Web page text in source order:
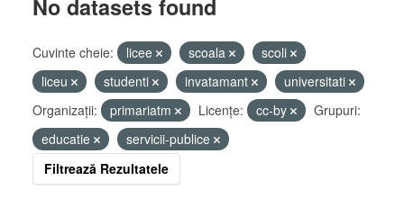
No datasets found
Cuvinte cheie: licee scoala
scoli
liceu
studenti invatamant
universitati
Organizații:
primariatm Licenţe: cc-by
Grupuri:
educatie
servicii-publice
Filtrează Rezultatele